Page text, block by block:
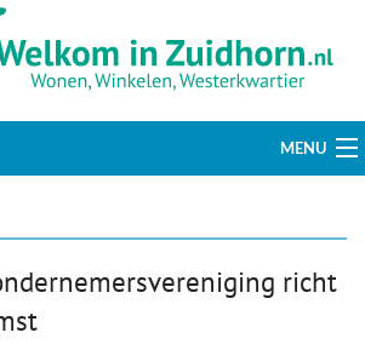
MENU
richt